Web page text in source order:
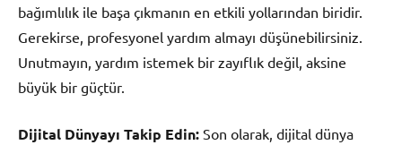
bağımlılık ile başa çıkmanın en etkili yollarından biridir.
Gerekirse, profesyonel yardım almayı düşünebilirsiniz.
Unutmayın, yardım istemek bir zayıflık değil, aksine
büyük bir güçtür.
Dijital Dünyayı Takip Edin: Son olarak, dijital dünya